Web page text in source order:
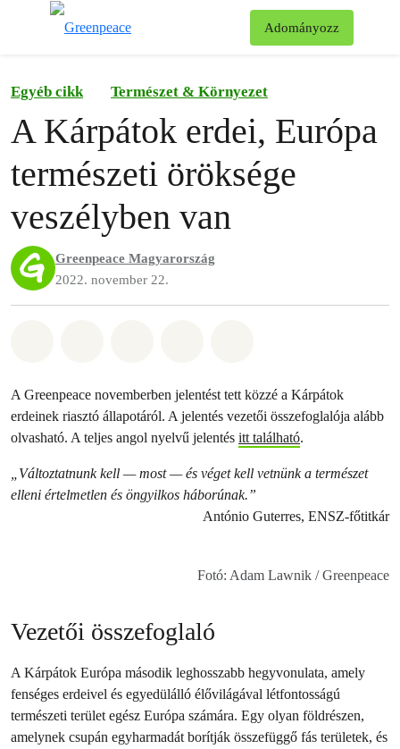
Adományozz
Egyéb cikk Természet & Környezet
A Kárpátok erdei, Európa
természeti öröksége
veszélyben van
Greenpeace Magyarország
2022. november 22.
A Greenpeace novemberben jelentést tett közzé a Kárpátok
erdeinek riasztó állapotáról. A jelentés vezetői összefoglalója alább
olvasható. A teljes angol nyelvű jelentés itt található.
„Változtatnunk kell — most — és véget kell vetnünk a természet
elleni értelmetlen és öngyilkos háborúnak.”
António Guterres, ENSZ-főtitkár
Fotó: Adam Lawnik / Greenpeace
Vezetői összefoglaló
A Kárpátok Európa második leghosszabb hegyvonulata, amely
fenséges erdeivel és egyedülálló élővilágával létfontosságú
természeti terület egész Európa számára. Egy olyan földrészen,
amelynek csupán egyharmadát borítják összefüggő fás területek, és